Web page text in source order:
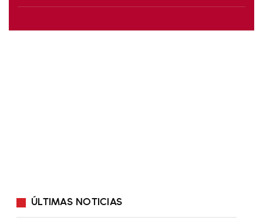
ÚLTIMAS NOTICIAS